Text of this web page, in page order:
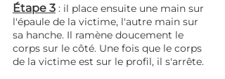
Étape 3 : il place ensuite une main sur
l'épaule de la victime, l'autre main sur
sa hanche. Il ramène doucement le
corps sur le côté. Une fois que le corps
de la victime est sur le profil, il s'arrête.